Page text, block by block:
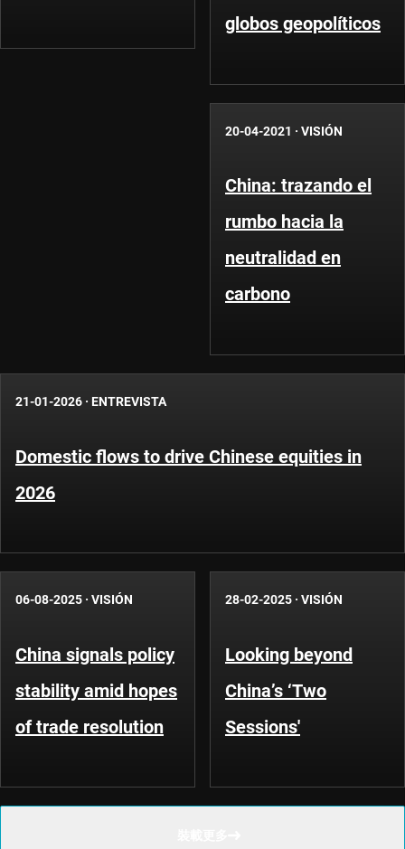
globos geopolíticos
20-04-2021 · VISIÓN
China: trazando el
rumbo hacia la
neutralidad en
carbono
21-01-2026 · ENTREVISTA
Domestic flows to drive Chinese equities in
2026
06-08-2025 · VISIÓN
China signals policy
stability amid hopes
of trade resolution
28-02-2025 · VISIÓN
Looking beyond
China’s ‘Two
Sessions'